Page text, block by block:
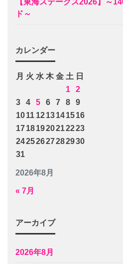
【東海ステークス2026】～
ド～
カレンダー
2026年8月
月 火 水 木 金 土 日
1
2
3
4 5 6 7 8
9
1011 1213141516
17181920212223
24252627282930
31
« 7月
アーカイブ
2026年8月